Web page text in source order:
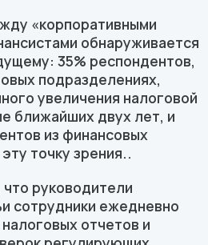
«корпоративными
обнаруживается
35% респондентов,
подразделениях,
увеличения налоговой
ближайших двух лет, и
из финансовых
точку зрения..
руководители
сотрудники ежедневно
отчетов и